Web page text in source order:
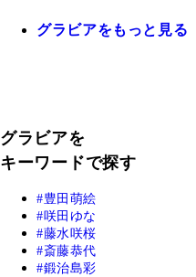
グラビアをもっと見る
グラビアを
キーワードで探す
豊田萌絵
咲田ゆな
藤水咲桜
斎藤恭代
鍛治島彩